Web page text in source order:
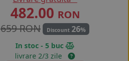
482.00 RON
659 RON
Discount 26%
In stoc - 5 buc
livrare 2/3 zile